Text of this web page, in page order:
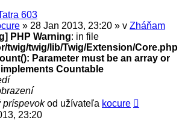
603
» 28 Jan 2013, 23:20 » v Zháňam
PHP Warning: in file
twig/twig/lib/Twig/Extension/Core.php
Parameter must be an array or
Countable
príspevokod užívateľa kocure
23:20